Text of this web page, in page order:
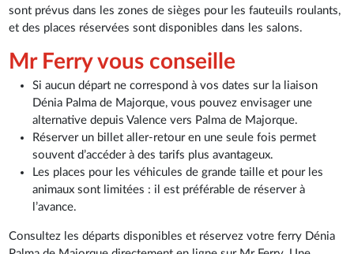
sont prévus dans les zones de sièges pour les fauteuils roulants,
et des places réservées sont disponibles dans les salons.
Mr Ferry vous conseille
Si aucun départ ne correspond à vos dates sur la liaison
Dénia Palma de Majorque, vous pouvez envisager une
alternative depuis Valence vers Palma de Majorque.
Réserver un billet aller-retour en une seule fois permet
souvent d’accéder à des tarifs plus avantageux.
Les places pour les véhicules de grande taille et pour les
animaux sont limitées : il est préférable de réserver à
l’avance.
Consultez les départs disponibles et réservez votre ferry Dénia